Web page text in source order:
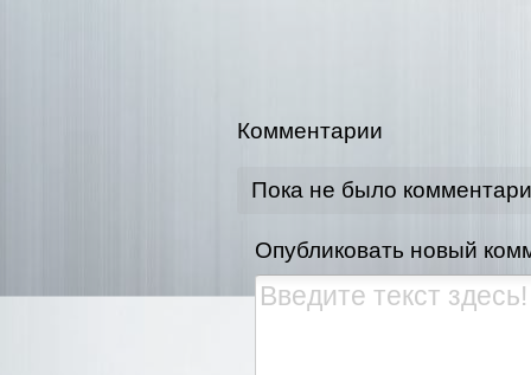
Комментарии
Пока не было
Опубликовать новый